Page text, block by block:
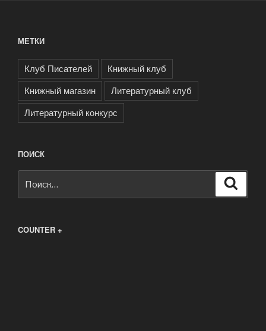
МЕТКИ
Клуб Писателей
Книжный клуб
Книжный магазин
Литературный клуб
Литературный конкурс
ПОИСК
COUNTER +